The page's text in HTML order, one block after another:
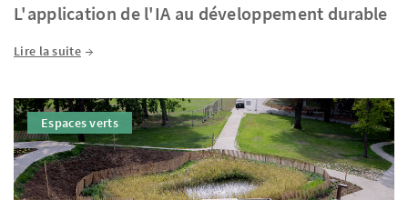
L'application de l'IA au développement durable
Lire la suite
Espaces verts